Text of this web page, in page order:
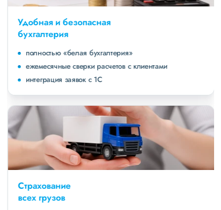
Удобная и безопасная
бухгалтерия
полностью «белая бухгалтерия»
ежемесячные сверки расчетов с клиентами
интеграция заявок с 1С
Страхование
всех грузов